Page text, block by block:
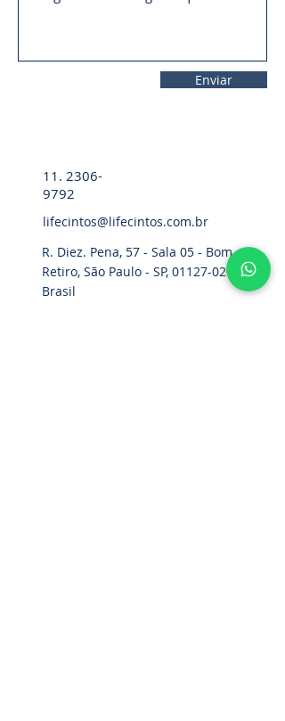
Enviar
11. 2306-
9792
lifecintos@lifecintos.com.br
R. Diez. Pena, 57 - Sala 05 - Bom
Retiro, São Paulo - SP, 01127-020
Brasil